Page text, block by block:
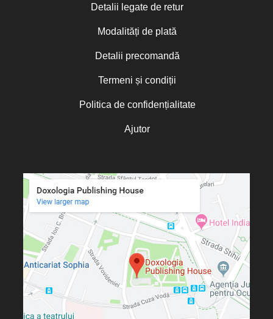
Detalii legate de retur
Modalități de plată
Detalii precomandă
Termeni și condiții
Politica de confidențialitate
Ajutor